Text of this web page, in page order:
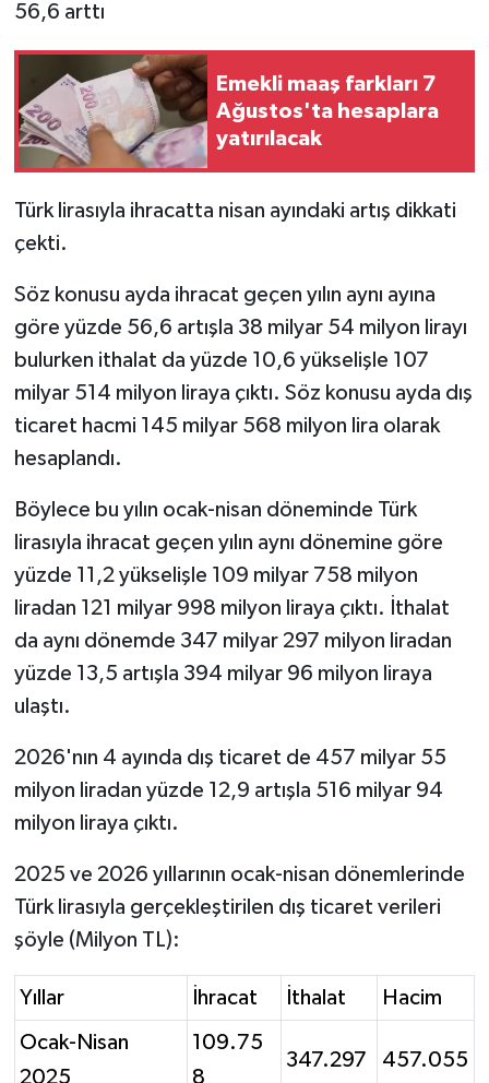
56,6 arttı
Emekli maaş farkları 7
Ağustos'ta hesaplara
yatırılacak
Türk lirasıyla ihracatta nisan ayındaki artış dikkati
çekti.
Söz konusu ayda ihracat geçen yılın aynı ayına
göre yüzde 56,6 artışla 38 milyar 54 milyon lirayı
bulurken ithalat da yüzde 10,6 yükselişle 107
milyar 514 milyon liraya çıktı. Söz konusu ayda dış
ticaret hacmi 145 milyar 568 milyon lira olarak
hesaplandı.
Böylece bu yılın ocak-nisan döneminde Türk
lirasıyla ihracat geçen yılın aynı dönemine göre
yüzde 11,2 yükselişle 109 milyar 758 milyon
liradan 121 milyar 998 milyon liraya çıktı. İthalat
da aynı dönemde 347 milyar 297 milyon liradan
yüzde 13,5 artışla 394 milyar 96 milyon liraya
ulaştı.
2026'nın 4 ayında dış ticaret de 457 milyar 55
milyon liradan yüzde 12,9 artışla 516 milyar 94
milyon liraya çıktı.
2025 ve 2026 yıllarının ocak-nisan dönemlerinde
Türk lirasıyla gerçekleştirilen dış ticaret verileri
şöyle (Milyon TL):
Yıllar İhracat İthalat Hacim
Ocak-Nisan
2025
109.75
8
347.297 457.055